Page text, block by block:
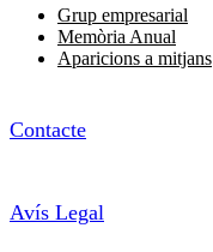
Grup empresarial
Memòria Anual
Aparicions a mitjans
Contacte
Avís Legal